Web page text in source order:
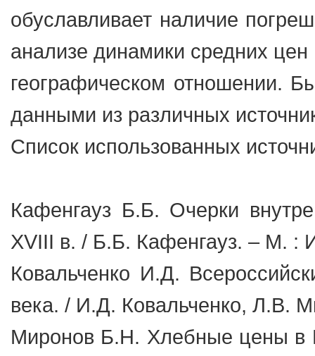
обуславливает наличие
анализе динамики средних цен
географическом отношении.
данными из различных
Список использованных
Кафенгауз Б.Б. Очерки
XVIII в. / Б.Б. Кафенгауз. – М. :
Ковальченко И.Д.
века. / И.Д. Ковальченко, Л.В.
Миронов Б.Н. Хлебные цены в